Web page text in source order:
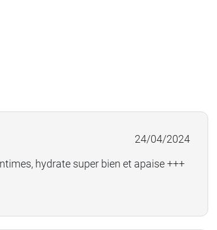
24/04/2024
hydrate super bien et apaise +++